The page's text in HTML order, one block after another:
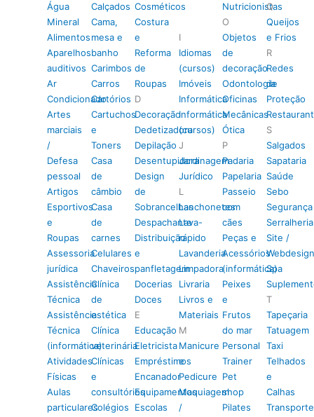
Água
Mineral
Alimentos
Aparelhos
auditivos
Ar
Condicionado
Artes
marciais
/
Defesa
pessoal
Artigos
Esportivos
e
Roupas
Assessoria
jurídica
Assistência
Técnica
Assistência
Técnica
(informática)
Atividades
Físicas
Aulas
particulares
Calçados
Cama,
mesa e
banho
Carimbos
Carros
Cartórios
Cartuchos
e
Toners
Casa
de
câmbio
Casa
de
carnes
Celulares
Chaveiros
Clínica
de
estética
Clínica
veterinária
Clínicas
e
consultórios
Colégios
Cosméticos
Costura
e
Reforma
de
Roupas
D
Decoração
Dedetizadora
Depilação
Desentupidora
Design
de
Sobrancelhas
Despachante
Distribuição
e
panfletagem
Docerias
Doces
E
Educação
Eletricista
Empréstimos
Encanador
Equipamentos
Escolas
I
Idiomas
(cursos)
Imóveis
Informática
Informática
(cursos)
J
Jardinagem
Jurídico
L
Lanchonetes
Lava-
rápido
Lavanderia
Limpadora
Livraria
Livros e
Materiais
M
Manicure
e
Pedicure
Maquiagem
/
Nutricionistas
O
Objetos
de
decoração
Odontologia
Oficinas
Mecânicas
Ótica
P
Padaria
Papelaria
Passeio
com
cães
Peças e
Acessórios
(informática)
Peixes
e
Frutos
do mar
Personal
Trainer
Pet
shop
Pilates
Q
Queijos
e Frios
R
Redes
de
Proteção
S
Salgados
Sapataria
Saúde
Sebo
Segurança
Serralheria
Site /
Webdesign
Spa
T
Tapeçaria
Tatuagem
Taxi
Telhados
e
Calhas